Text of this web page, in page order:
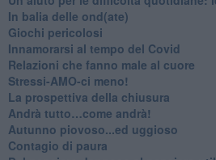
​In balia delle ond(ate)
Giochi pericolosi
Innamorarsi al tempo del Covid
​Relazioni che fanno male al cuore
​Stressi-AMO-ci meno!
​La prospettiva della chiusura
​Andrà tutto…come andrà!
Autunno piovoso...ed uggioso
​Contagio di paura